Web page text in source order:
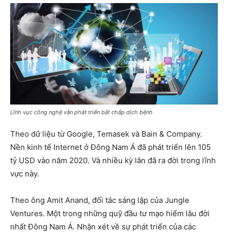
Lĩnh vực công nghệ vẫn phát triển bất chấp dịch bệnh
Theo dữ liệu từ Google, Temasek và Bain & Company.
Nền kinh tế Internet ở Đông Nam Á đã phát triển lên 105
tỷ USD vào năm 2020. Và nhiều kỳ lân đã ra đời trong lĩnh
vực này.
Theo ông Amit Anand, đối tác sáng lập của Jungle
Ventures. Một trong những quỹ đầu tư mạo hiểm lâu đời
nhất Đông Nam Á. Nhận xét về sự phát triển của các